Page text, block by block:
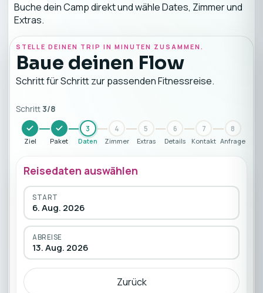
Buche dein Camp direkt und wähle Dates, Zimmer und
Extras.
STELLE DEINEN TRIP IN MINUTEN ZUSAMMEN.
Baue deinen Flow
Schritt für Schritt zur passenden Fitnessreise.
Schritt3/8
Ziel Paket
3
Daten
4
Zimmer
5
Extras
6
Details
7
Kontakt
8
Anfrage
Reisedaten auswählen
START
6. Aug. 2026
ABREISE
13. Aug. 2026
Zurück